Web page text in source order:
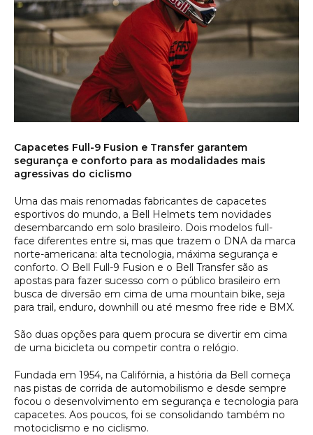
Capacetes Full-9 Fusion e Transfer garantem
segurança e conforto para as modalidades mais
agressivas do ciclismo
Uma das mais renomadas fabricantes de capacetes
esportivos do mundo, a Bell Helmets tem novidades
desembarcando em solo brasileiro. Dois modelos full-
face diferentes entre si, mas que trazem o DNA da marca
norte-americana: alta tecnologia, máxima segurança e
conforto. O Bell Full-9 Fusion e o Bell Transfer são as
apostas para fazer sucesso com o público brasileiro em
busca de diversão em cima de uma mountain bike, seja
para trail, enduro, downhill ou até mesmo free ride e BMX.
São duas opções para quem procura se divertir em cima
de uma bicicleta ou competir contra o relógio.
Fundada em 1954, na Califórnia, a história da Bell começa
nas pistas de corrida de automobilismo e desde sempre
focou o desenvolvimento em segurança e tecnologia para
capacetes. Aos poucos, foi se consolidando também no
motociclismo e no ciclismo.